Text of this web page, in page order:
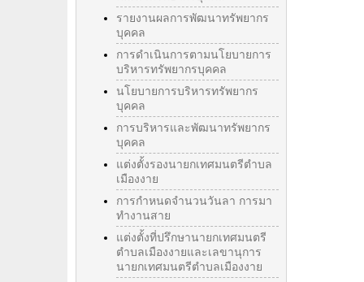
รายงานผลการพัฒนาทรัพยากร
บุคคล
การดำเนินการตามนโยบายการ
บริหารทรัพยากรบุคคล
นโยบายการบริหารทรัพยากร
บุคคล
การบริหารและพัฒนาทรัพยากร
บุคคล
แต่งตั้งรองนายกเทศมนตรีตำบล
เมืองงาย
การกำหนดจำนวนวันลา การมา
ทำงานสาย
แต่งตั้งที่ปรึกษานายกเทศมนตรี
ตำบลเมืองงายและเลขานุการ
นายกเทศมนตรีตำบลเมืองงาย